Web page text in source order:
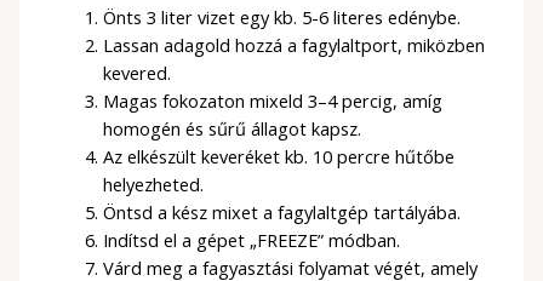
Önts 3 liter vizet egy kb. 5-6 literes edénybe.
Lassan adagold hozzá a fagylaltport, miközben
kevered.
Magas fokozaton mixeld 3–4 percig, amíg
homogén és sűrű állagot kapsz.
Az elkészült keveréket kb. 10 percre hűtőbe
helyezheted.
Öntsd a kész mixet a fagylaltgép tartályába.
Indítsd el a gépet „FREEZE” módban.
Várd meg a fagyasztási folyamat végét, amely